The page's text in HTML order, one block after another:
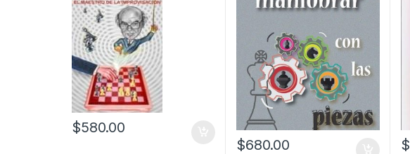
$580.00
$680.00 $